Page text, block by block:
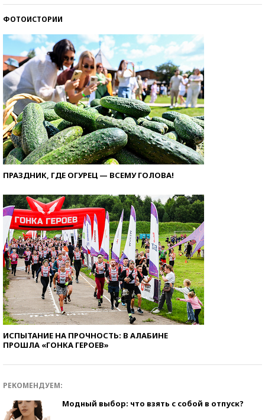
ФОТОИСТОРИИ
ПРАЗДНИК, ГДЕ ОГУРЕЦ — ВСЕМУ ГОЛОВА!
ИСПЫТАНИЕ НА ПРОЧНОСТЬ: В АЛАБИНЕ
ПРОШЛА «ГОНКА ГЕРОЕВ»
РЕКОМЕНДУЕМ:
Модный выбор: что взять с собой в отпуск?